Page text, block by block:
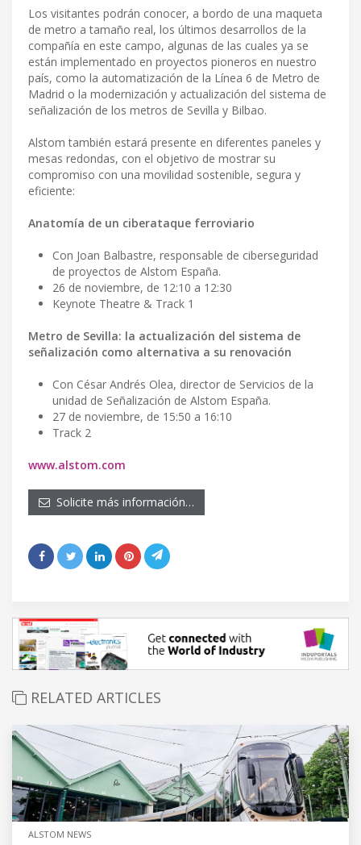
Los visitantes podrán conocer, a bordo de una maqueta
de metro a tamaño real, los últimos desarrollos de la
compañía en este campo, algunas de las cuales ya se
están implementado en proyectos pioneros en nuestro
país, como la automatización de la Línea 6 de Metro de
Madrid o la modernización y actualización del sistema de
señalización de los metros de Sevilla y Bilbao.
Alstom también estará presente en diferentes paneles y
mesas redondas, con el objetivo de mostrar su
compromiso con una movilidad sostenible, segura y
eficiente:
Anatomía de un ciberataque ferroviario
Con Joan Balbastre, responsable de ciberseguridad
de proyectos de Alstom España.
26 de noviembre, de 12:10 a 12:30
Keynote Theatre & Track 1
Metro de Sevilla: la actualización del sistema de
señalización como alternativa a su renovación
Con César Andrés Olea, director de Servicios de la
unidad de Señalización de Alstom España.
27 de noviembre, de 15:50 a 16:10
Track 2
www.alstom.com
Solicite más información…
RELATED ARTICLES
ALSTOM NEWS